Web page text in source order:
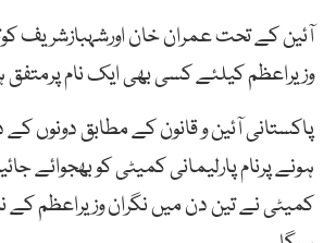
آئین کے تحت عمران خان اورشہبازشریف
وزیراعظم کیلئے کسی بھی ایک نام پرمتفق
پاکستانی آئین و قانون کے مطابق دونوں کے
ہونے پرنام پارلیمانی کمیٹی کو بھجوائے
کمیٹی نے تین دن میں نگران وزیراعظم کے